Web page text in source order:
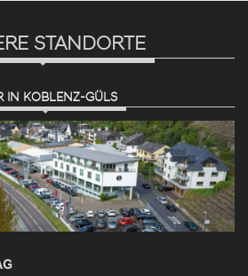
STANDORTE
IN KOBLENZ-GÜLS